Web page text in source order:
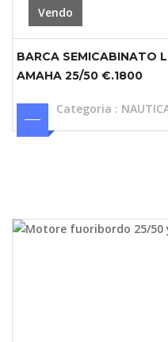
Vendo
BARCA SEMICABINATO
AMAHA 25/50 €.1800
Categoria :